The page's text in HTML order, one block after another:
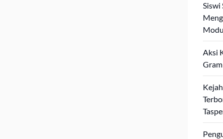
Siswi
Aksi